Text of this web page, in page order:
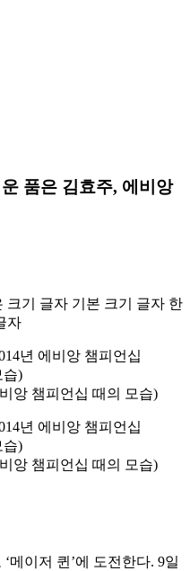
품은 김효주, 에비앙
크기 글자 기본 크기 글자 한
자
앙 챔피언십 때의 모습)
앙 챔피언십 때의 모습)
메이저 퀸’에 도전한다. 9일